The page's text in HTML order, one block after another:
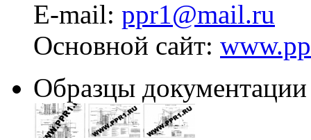
E-mail: ppr1@mail.ru
Основной сайт:
Образцы документации